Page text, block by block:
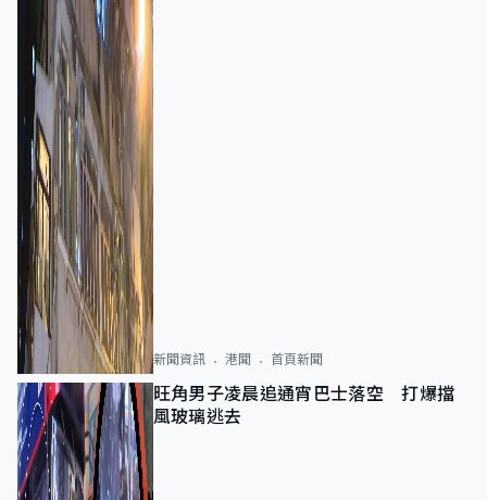
新聞資訊 港聞 首頁新聞
旺角男子凌晨追通宵巴士落空 打爆擋
風玻璃逃去